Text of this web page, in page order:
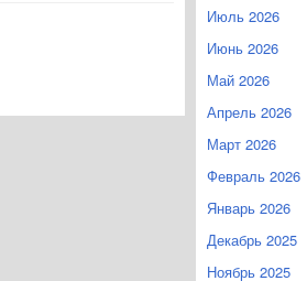
Июль 2026
Июнь 2026
Май 2026
Апрель 2026
Март 2026
Февраль 2026
Январь 2026
Декабрь 2025
Ноябрь 2025